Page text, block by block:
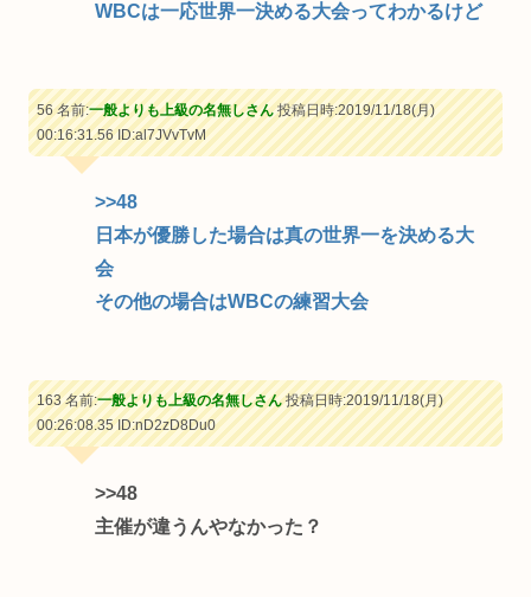
WBCは一応世界一決める大会ってわかるけど
56 名前:一般よりも上級の名無しさん投稿日時:2019/11/18(月)
00:16:31.56ID:al7JVvTvM
>>48
日本が優勝した場合は真の世界一を決める大
会
その他の場合はWBCの練習大会
163 名前:一般よりも上級の名無しさん投稿日時:2019/11/18(月)
00:26:08.35ID:nD2zD8Du0
>>48
主催が違うんやなかった？